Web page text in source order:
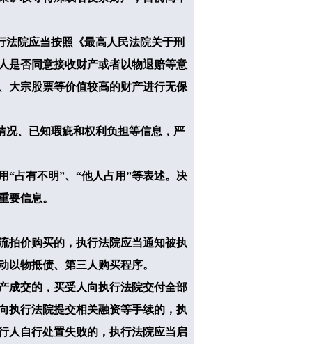
院应当按照《最高人民法院关于刑
是否同意接收财产或者以物退赔等意
大宗股票等价值较高的财产进行无保
况、已知瑕疵和权利负担等信息，严
占有不明”、“他人占用”等表述。决
要信息。
拍价购买的，执行法院应当通知被执
物抵债、第三人购买程序。
成交的，买受人向执行法院交付全部
执行法院提交相关融资等手续的，执
人自行处置失败的，执行法院应当启